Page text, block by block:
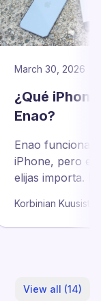
March 30, 2026
¿Qué
Enao?
Enao funciona
iPhone, pero el
elijas importa.
inspecciones
Korbinian Kuusisto
View all (14)